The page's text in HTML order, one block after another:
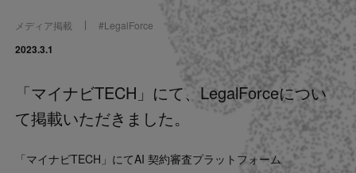
会社情報 役員紹介
Service
News
メディア掲載 #LegalForce
2023.3.1
「マイナビTECH」にて、LegalForceについ
て掲載いただきました。
「マイナビTECH」にてAI 契約審査プラットフォーム